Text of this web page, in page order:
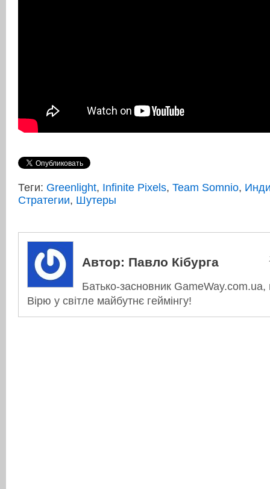
Теги: Greenlight, Infinite Pixels, Team Somnio,
Стратегии, Шутеры
Автор: Павло Кібурга
Батько-засновник
Вірю у світле майбутнє геймінгу!